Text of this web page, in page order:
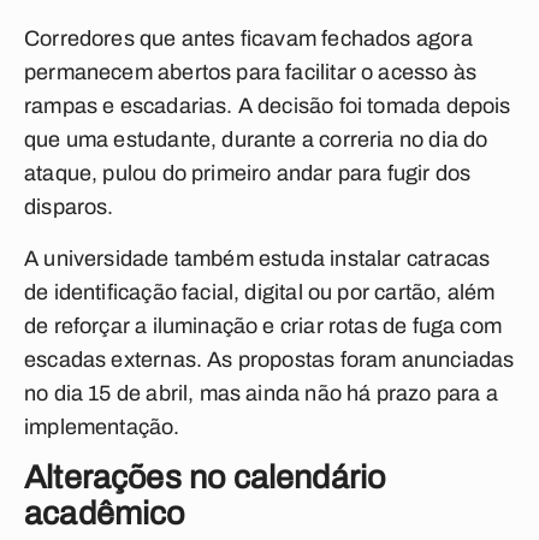
Corredores que antes ficavam fechados agora
permanecem abertos para facilitar o acesso às
rampas e escadarias. A decisão foi tomada depois
que uma estudante, durante a correria no dia do
ataque, pulou do primeiro andar para fugir dos
disparos.
A universidade também estuda instalar catracas
de identificação facial, digital ou por cartão, além
de reforçar a iluminação e criar rotas de fuga com
escadas externas. As propostas foram anunciadas
no dia 15 de abril, mas ainda não há prazo para a
implementação.
Alterações no calendário
acadêmico